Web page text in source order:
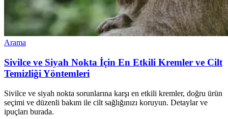
Arama
Sivilce ve Siyah Nokta İçin En Etkili Kremler ve Cilt
Temizliği Yöntemleri
Sivilce ve siyah nokta sorunlarına karşı en etkili kremler, doğru ürün
seçimi ve düzenli bakım ile cilt sağlığınızı koruyun. Detaylar ve
ipuçları burada.